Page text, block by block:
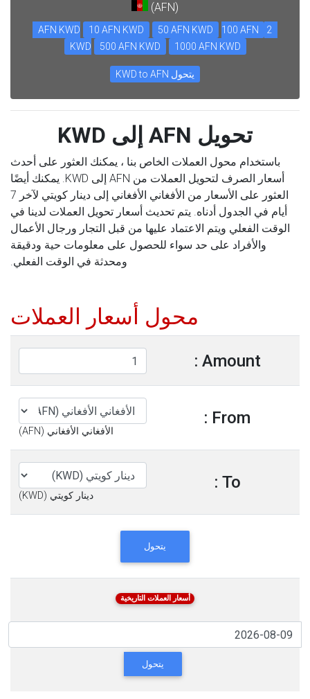
(AFN)
2 AFN KWD
10 AFN KWD 50 AFN KWD
100 AFN
KWD
500 AFN KWD 1000 AFN KWD
يتحول KWD to AFN
تحويل AFN إلى KWD
باستخدام محول العملات الخاص بنا ، يمكنك العثور على أحدث
أسعار الصرف لتحويل العملات من AFN إلى KWD. يمكنك أيضًا
العثور على الأسعار من الأفغاني الأفغاني إلى دينار كويتي لآخر 7
أيام في الجدول أدناه. يتم تحديث أسعار تحويل العملات لدينا في
الوقت الفعلي ويتم الاعتماد عليها من قبل التجار ورجال الأعمال
والأفراد على حد سواء للحصول على معلومات حية ودقيقة
ومحدثة في الوقت الفعلي.
محول أسعار العملات
Amount :
From :
الأفغاني الأفغاني (AFN)
To :
دينار كويتي (KWD)
يتحول
أسعار العملات التاريخية
يتحول